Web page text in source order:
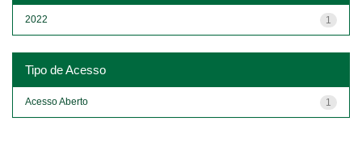
1
2022
Tipo de Acesso
1
Acesso Aberto